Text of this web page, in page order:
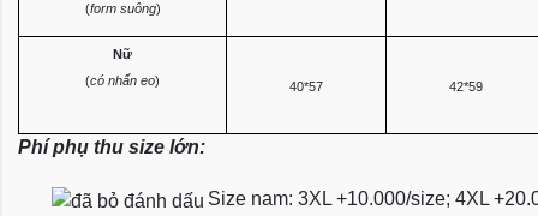
(form suông)
Nữ
40*57 42*59
(có nhấn eo)
Phí phụ thu size lớn:
Size nam: 3XL +10.000/size; 4XL